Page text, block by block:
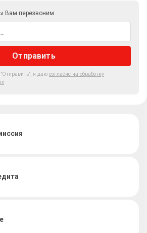
Вам перезвоним
Отправить
я даю согласие на обработку